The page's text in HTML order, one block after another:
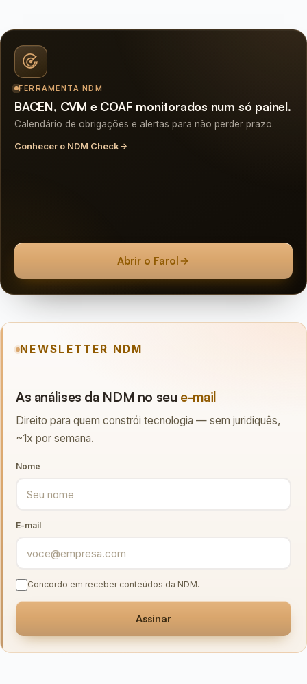
FERRAMENTA NDM
BACEN, CVM e COAF monitorados num só painel.
Calendário de obrigações e alertas para não perder prazo.
Conhecer o NDM Check
Abrir o Farol
NEWSLETTER NDM
As análises da NDM no seu e-mail
Direito para quem constrói tecnologia — sem juridiquês,
~1x por semana.
Nome
E-mail
Concordo em receber conteúdos da NDM.
Assinar